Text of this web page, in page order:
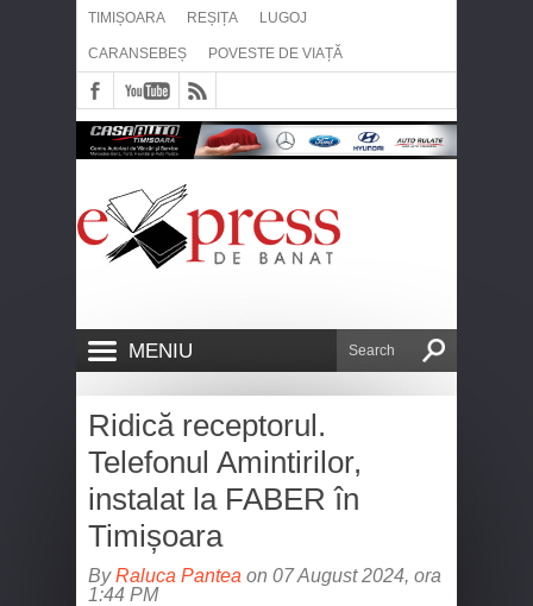
TIMIȘOARA REȘIȚA LUGOJ
CARANSEBEȘ POVESTE DE VIAȚĂ
MENIU
Ridică receptorul.
Telefonul Amintirilor,
instalat la FABER în
Timișoara
ByRaluca Pantea on 07 August 2024, ora
1:44 PM